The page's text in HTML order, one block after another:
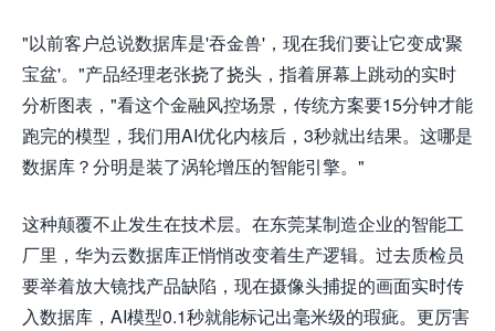
"以前客户总说数据库是'吞金兽'，现在我们要让它变成'聚
宝盆'。"产品经理老张挠了挠头，指着屏幕上跳动的实时
分析图表，"看这个金融风控场景，传统方案要15分钟才能
跑完的模型，我们用AI优化内核后，3秒就出结果。这哪是
数据库？分明是装了涡轮增压的智能引擎。"
这种颠覆不止发生在技术层。在东莞某制造企业的智能工
厂里，华为云数据库正悄悄改变着生产逻辑。过去质检员
要举着放大镜找产品缺陷，现在摄像头捕捉的画面实时传
入数据库，AI模型0.1秒就能标记出毫米级的瑕疵。更厉害